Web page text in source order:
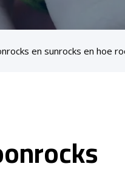
en sunrocks en hoe